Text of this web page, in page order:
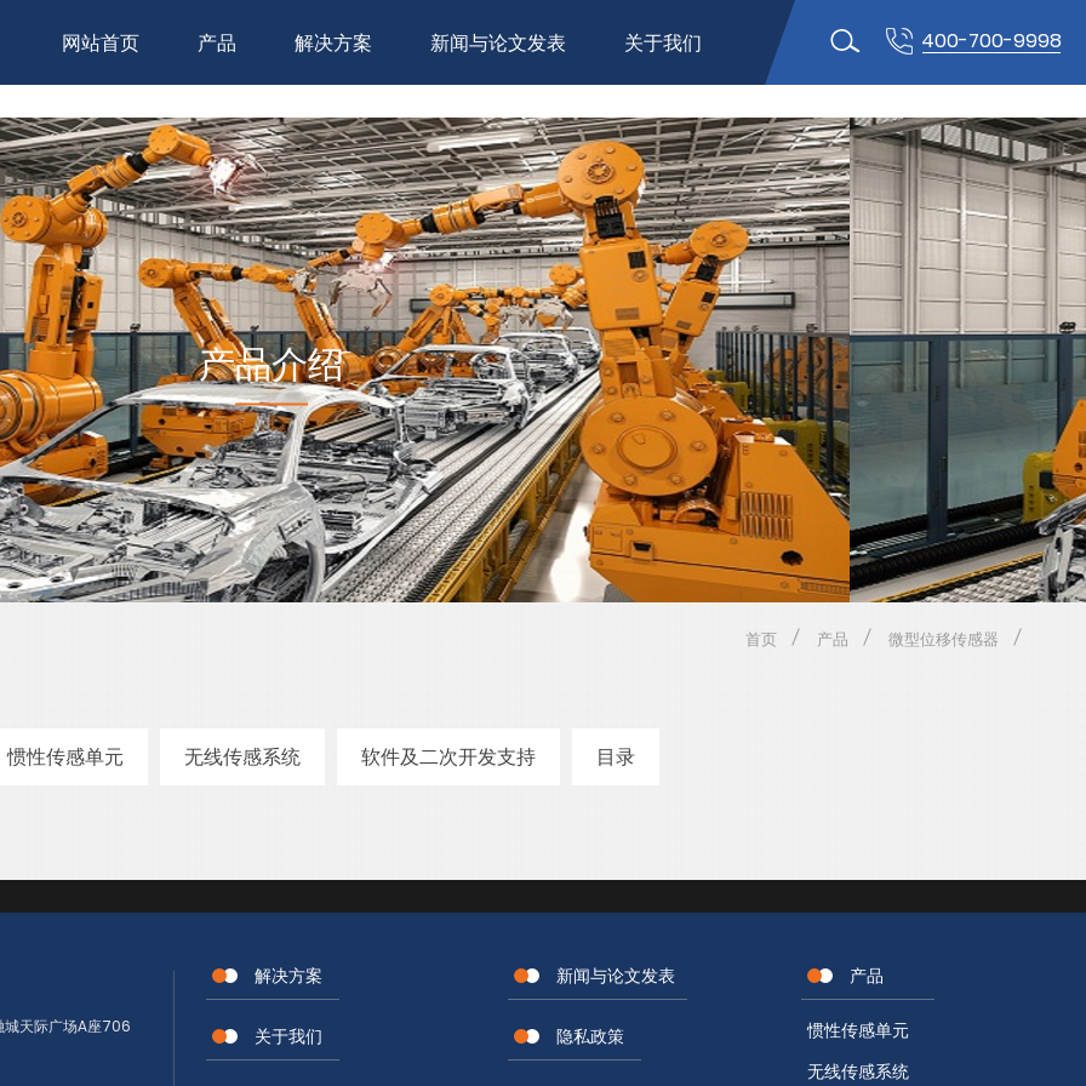
400-700-9998
网站首页 产品 解决方案 新闻与论文发表 关于我们
产品介绍
首页 产品 微型位移传感器
惯性传感单元 无线传感系统 软件及二次开发支持 目录
城天际广场A座706
解决方案 新闻与论文发表
关于我们 隐私政策
产品
惯性传感单元
无线传感系统